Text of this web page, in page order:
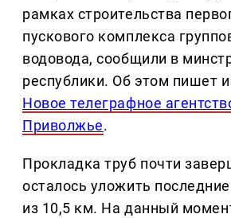
рамках строительства
пускового комплекса
водовода, сообщили в
республики. Об этом пишет
Новое телеграфное
Приволжье.
Прокладка труб почти
осталось уложить
из 10,5 км. На данный